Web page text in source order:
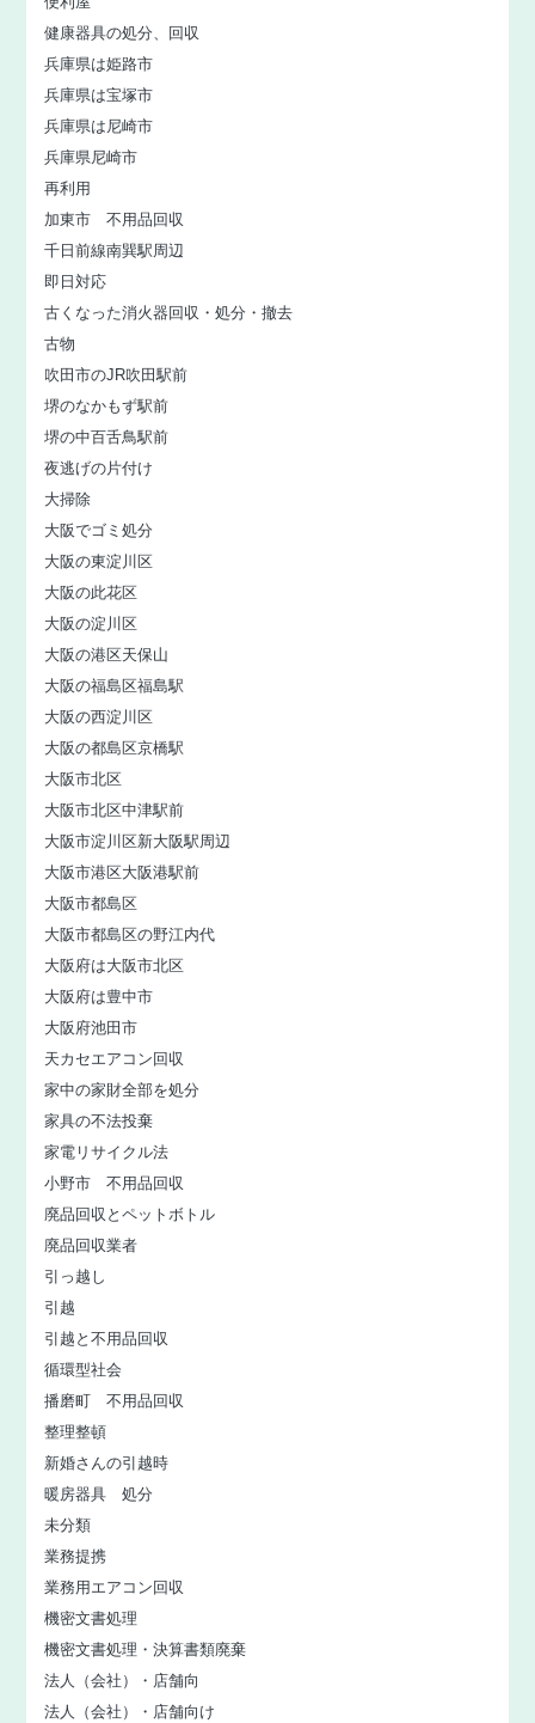
健康器具の処分、回収
兵庫県は姫路市
兵庫県は宝塚市
兵庫県は尼崎市
兵庫県尼崎市
再利用
加東市 不用品回収
千日前線南巽駅周辺
即日対応
古くなった消火器回収・処分・撤去
古物
吹田市のJR吹田駅前
堺のなかもず駅前
堺の中百舌鳥駅前
夜逃げの片付け
大掃除
大阪でゴミ処分
大阪の東淀川区
大阪の此花区
大阪の淀川区
大阪の港区天保山
大阪の福島区福島駅
大阪の西淀川区
大阪の都島区京橋駅
大阪市北区
大阪市北区中津駅前
大阪市淀川区新大阪駅周辺
大阪市港区大阪港駅前
大阪市都島区
大阪市都島区の野江内代
大阪府は大阪市北区
大阪府は豊中市
大阪府池田市
天カセエアコン回収
家中の家財全部を処分
家具の不法投棄
家電リサイクル法
小野市 不用品回収
廃品回収とペットボトル
廃品回収業者
引っ越し
引越
引越と不用品回収
循環型社会
播磨町 不用品回収
整理整頓
新婚さんの引越時
暖房器具 処分
未分類
業務提携
業務用エアコン回収
機密文書処理
機密文書処理・決算書類廃棄
法人（会社）・店舗向
法人（会社）・店舗向け